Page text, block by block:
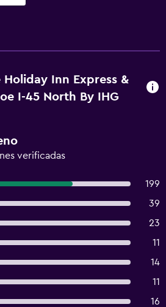
Inn Express &
I-45 North By IHG
verificadas
199
39
23
11
14
11
16